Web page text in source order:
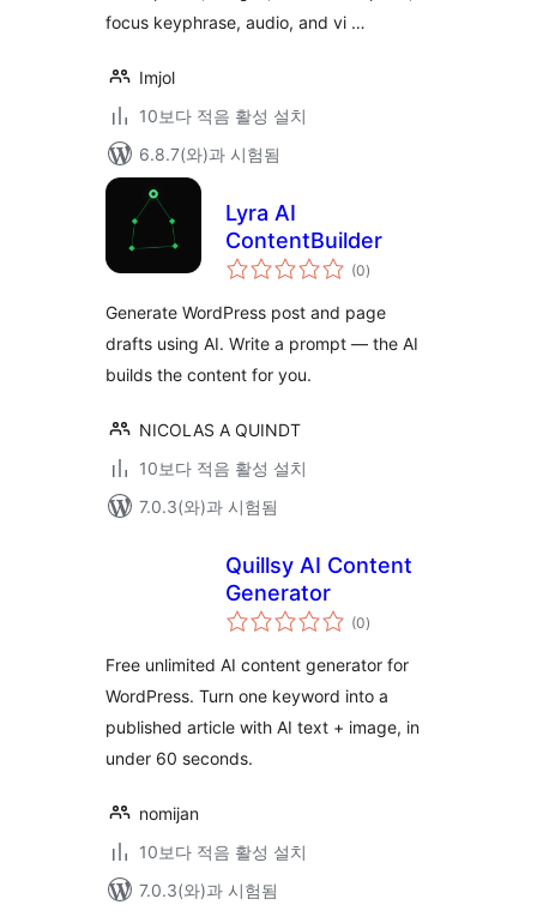
focus keyphrase, audio, and vi …
Imjol
10보다 적음 활성 설치
6.8.7(와)과 시험됨
Lyra AI
ContentBuilder
(0전
체
점
)
Generate WordPress post and page
drafts using AI. Write a prompt — the AI
builds the content for you.
NICOLAS A QUINDT
10보다 적음 활성 설치
7.0.3(와)과 시험됨
Quillsy AI Content
Generator
(0전
체
점
)
Free unlimited AI content generator for
WordPress. Turn one keyword into a
published article with AI text + image, in
under 60 seconds.
nomijan
10보다 적음 활성 설치
7.0.3(와)과 시험됨